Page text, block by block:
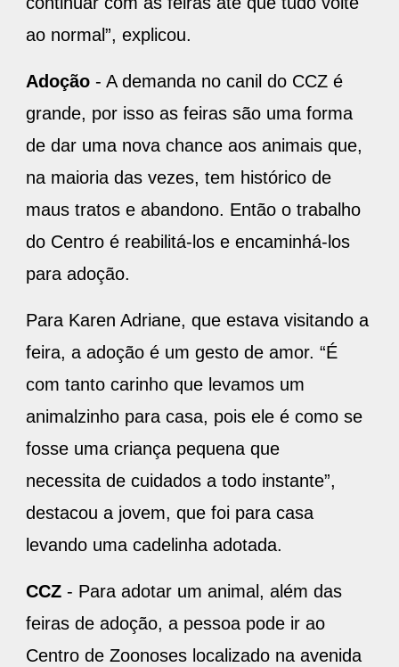
ao normal”, explicou.
Adoção - A demanda no canil do CCZ é
grande, por isso as feiras são uma forma
de dar uma nova chance aos animais que,
na maioria das vezes, tem histórico de
maus tratos e abandono. Então o trabalho
do Centro é reabilitá-los e encaminhá-los
para adoção.
Para Karen Adriane, que estava visitando a
feira, a adoção é um gesto de amor. “É
com tanto carinho que levamos um
animalzinho para casa, pois ele é como se
fosse uma criança pequena que
necessita de cuidados a todo instante”,
destacou a jovem, que foi para casa
levando uma cadelinha adotada.
CCZ - Para adotar um animal, além das
feiras de adoção, a pessoa pode ir ao
Centro de Zoonoses localizado na avenida